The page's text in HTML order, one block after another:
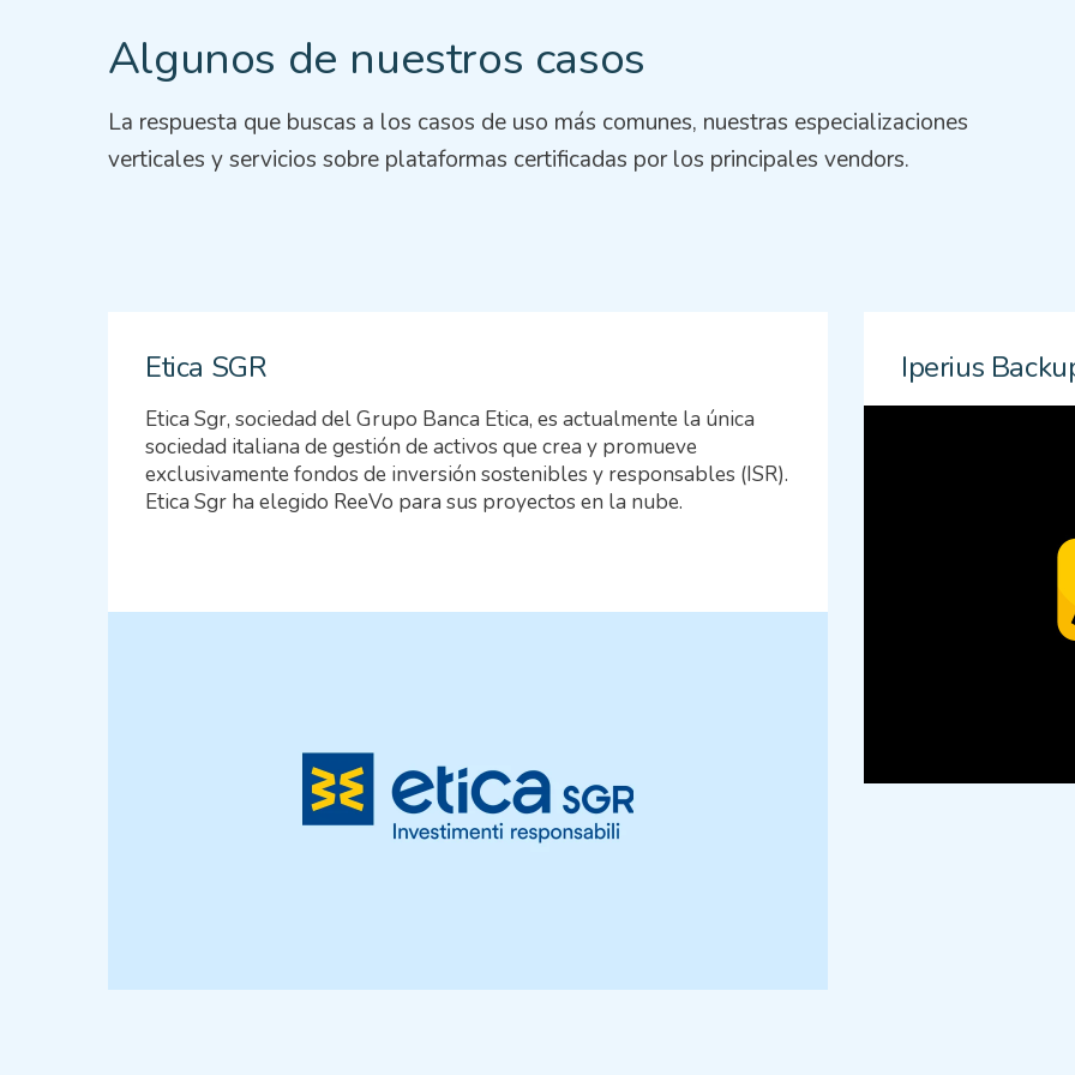
Algunos de nuestros casos
La respuesta que buscas a los casos de uso más comunes, nuestras especializaciones
verticales y servicios sobre plataformas certificadas por los principales vendors.
Etica SGR
Etica Sgr, sociedad del Grupo Banca Etica, es actualmente la única
sociedad italiana de gestión de activos que crea y promueve
exclusivamente fondos de inversión sostenibles y responsables (ISR).
Etica Sgr ha elegido ReeVo para sus proyectos en la nube.
Iperius
Iperius Console,
centra en el